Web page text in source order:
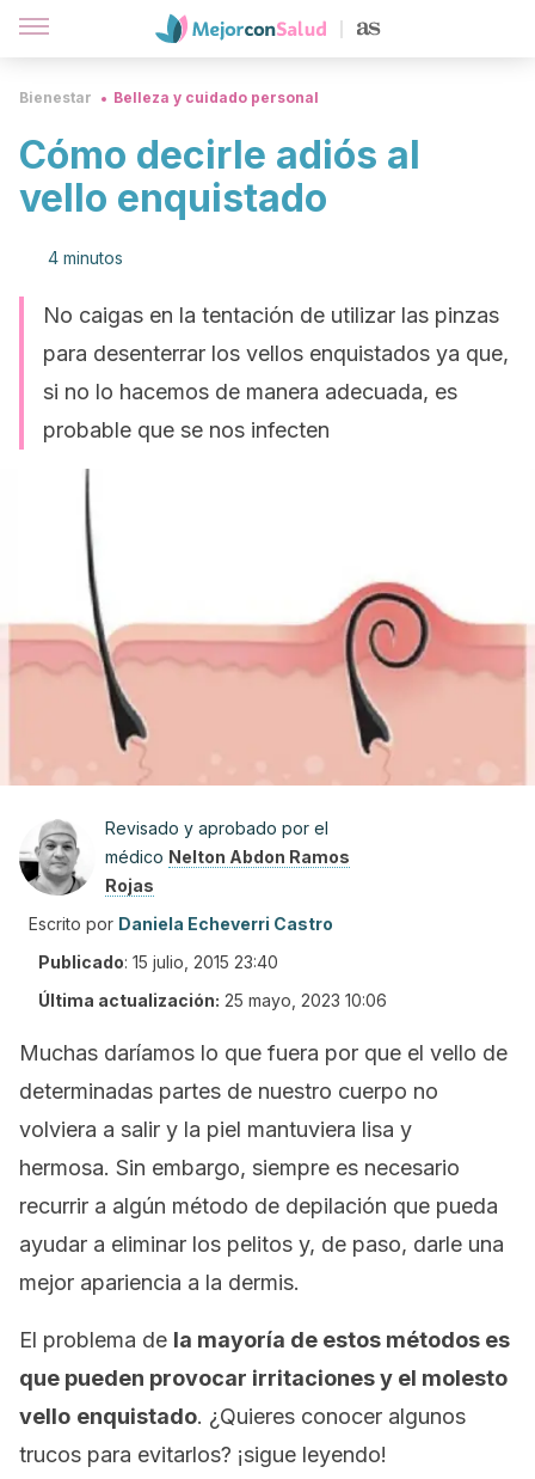
Bienestar Belleza y cuidado personal
Cómo decirle adiós al
vello enquistado
4 minutos
No caigas en la tentación de utilizar las pinzas
para desenterrar los vellos enquistados ya que,
si no lo hacemos de manera adecuada, es
probable que se nos infecten
Revisado y aprobado por el
médico Nelton Abdon Ramos
Rojas
Escrito por Daniela Echeverri Castro
Publicado: 15 julio, 2015 23:40
Última actualización: 25 mayo, 2023 10:06
Muchas daríamos lo que fuera por que el vello de
determinadas partes de nuestro cuerpo no
volviera a salir y la piel mantuviera lisa y
hermosa. Sin embargo, siempre es necesario
recurrir a algún método de depilación que pueda
ayudar a eliminar los pelitos y, de paso, darle una
mejor apariencia a la dermis.
El problema de la mayoría de estos métodos es
que pueden provocar irritaciones y el molesto
vello enquistado. ¿Quieres conocer algunos
trucos para evitarlos? ¡sigue leyendo!